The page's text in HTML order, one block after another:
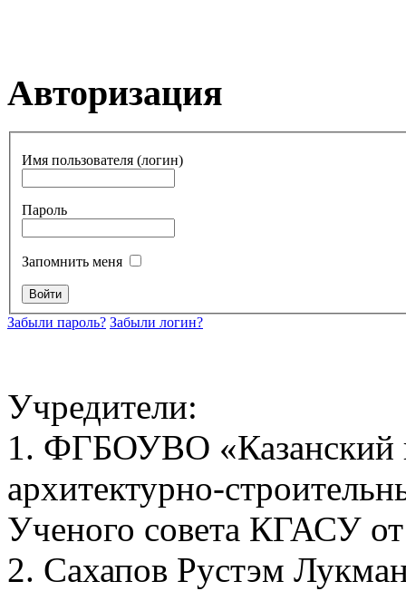
Авторизация
Имя пользователя (логин)
Пароль
Запомнить меня
Забыли пароль? Забыли логин?
Учредители:
1. ФГБОУВО «Казанский
архитектурно-
Ученого совета КГАСУ
2. Сахапов Рустэм